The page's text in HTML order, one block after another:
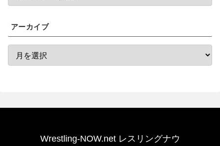
アーカイブ
Wrestling-NOW.net レスリングナウ